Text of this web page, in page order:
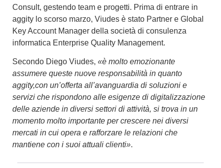
Consult, gestendo team e progetti. Prima di entrare in
aggity lo scorso marzo, Viudes è stato Partner e Global
Key Account Manager della società di consulenza
informatica Enterprise Quality Management.
Secondo Diego Viudes, «è molto emozionante
assumere queste nuove responsabilità in quanto
aggity,con un’offerta all’avanguardia di soluzioni e
servizi che rispondono alle esigenze di digitalizzazione
delle aziende in diversi settori di attività, si trova in un
momento molto importante per crescere nei diversi
mercati in cui opera e rafforzare le relazioni che
mantiene con i suoi attuali clienti».